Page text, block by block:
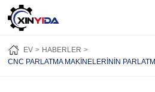
EV
ÜRÜN:% S
VIDEO
VAKALAR
HABERLER
HAKKIMIZDA
BİZE ULAŞIN
EV
HABERLER
CNC PARLATMA MAKINELERININ